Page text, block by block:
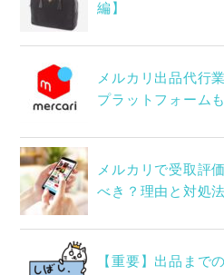
編】
メルカリ出品代行
プラットフォーム
メルカリで受取評
べき？理由と対処法
【重要】出品まで